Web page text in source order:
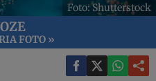
Foto: Shutterstock
FOTO »